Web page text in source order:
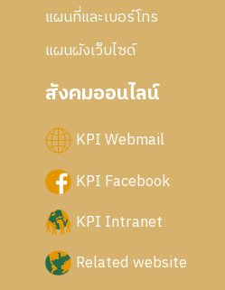
แผนที่และเบอร์โทร
แผนผังเว็บไซด์
สังคมออนไลน์
KPI Webmail
KPI Facebook
KPI Intranet
Related website